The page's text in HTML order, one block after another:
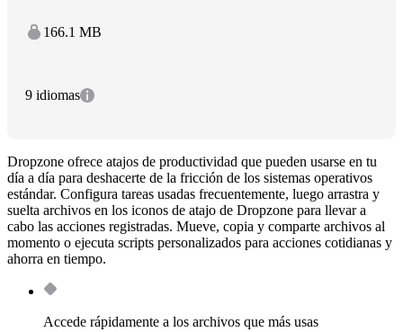
166.1 MB
9 idiomas
Dropzone ofrece atajos de productividad que pueden usarse en tu
día a día para deshacerte de la fricción de los sistemas operativos
estándar. Configura tareas usadas frecuentemente, luego arrastra y
suelta archivos en los iconos de atajo de Dropzone para llevar a
cabo las acciones registradas. Mueve, copia y comparte archivos al
momento o ejecuta scripts personalizados para acciones cotidianas y
ahorra en tiempo.
Accede rápidamente a los archivos que más usas